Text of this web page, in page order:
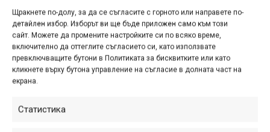
Щракнете по-долу, за да се съгласите с горното или направете по-
детайлен избор. Изборът ви ще бъде приложен само към този
сайт. Можете да промените настройките си по всяко време,
включително да оттеглите съгласието си, като използвате
превключващите бутони в Политиката за бисквитките или като
кликнете върху бутона управление на съгласие в долната част на
екрана.
Статистика
Снимка на деня